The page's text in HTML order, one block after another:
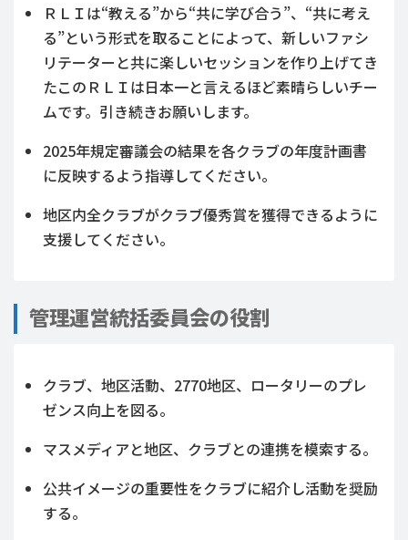
ＲＬＩは“教える”から“共に学び合う”、“共に考え
る”という形式を取ることによって、新しいファシ
リテーターと共に楽しいセッションを作り上げてき
たこのＲＬＩは日本一と言えるほど素晴らしいチー
ムです。引き続きお願いします。
2025年規定審議会の結果を各クラブの年度計画書
に反映するよう指導してください。
地区内全クラブがクラブ優秀賞を獲得できるように
支援してください。
管理運営統括委員会の役割
クラブ、地区活動、2770地区、ロータリーのプレ
ゼンス向上を図る。
マスメディアと地区、クラブとの連携を模索する。
公共イメージの重要性をクラブに紹介し活動を奨励
する。